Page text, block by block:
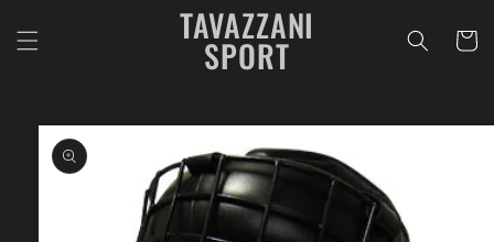
TAVAZZANI
SPORT Carrello
Passa alle
informazioni
sul prodotto